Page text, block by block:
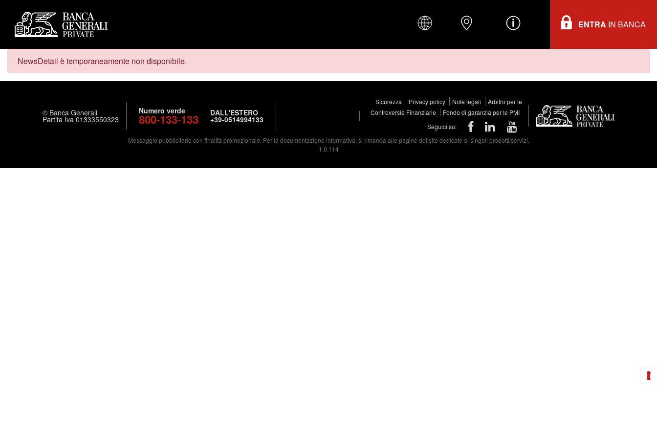
ENTRA IN BANCA
NewsDetail è temporaneamente non disponibile.
© Banca Generali
Partita Iva 01333550323
Numero verde
800-133-133 DALL'ESTERO
+39-0514994133
Sicurezza Privacy policy Note legali
Arbitro per le
Controversie Finanziarie
Fondo di garanzia per le PMI
Seguici su:
Messaggio pubblicitario con finalità promozionale. Per la documentazione informativa, si rimanda alle pagine del sito dedicate ai singoli prodotti/servizi.
1.0.114